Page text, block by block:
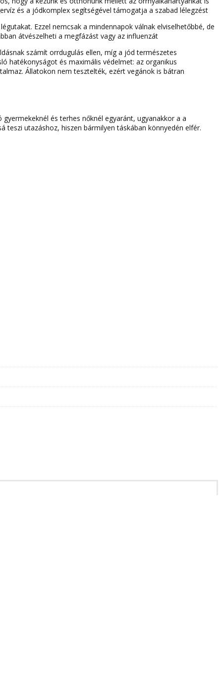
és a jódkomplex segítségével támogatja a szabad lélegzést
Ezzel nemcsak a mindennapok válnak elviselhetőbbé, de
átvészelheti a megfázást vagy az influenzát
számít orrdugulás ellen, míg a jód természetes
hatékonyságot és maximális védelmet: az organikus
Állatokon nem tesztelték, ezért vegánok is bátran
és terhes nőknél egyaránt, ugyanakkor a a
teszi utazáshoz, hiszen bármilyen táskában könnyedén elfér.